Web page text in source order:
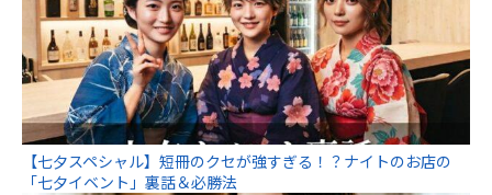
【七夕スペシャル】短冊のクセが強すぎる！？ナイトのお店の
「七夕イベント」裏話＆必勝法